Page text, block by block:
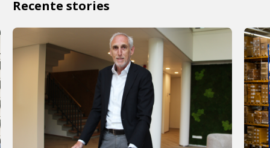
Recente stories